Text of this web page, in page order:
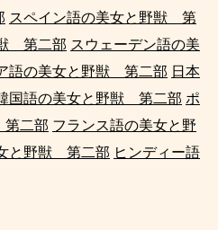
スペイン語の美女と野獣 第
第二部 スウェーデン語の美
語の美女と野獣 第二部 日本
国語の美女と野獣 第二部 ポ
二部 フランス語の美女と野
と野獣 第二部 ヒンディー語